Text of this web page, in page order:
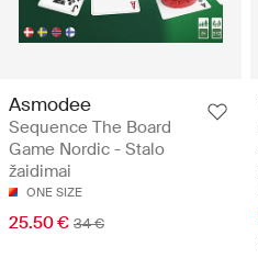
Asmodee
Sequence The Board
Game Nordic - Stalo
žaidimai
ONE SIZE
25.50 € 34 €